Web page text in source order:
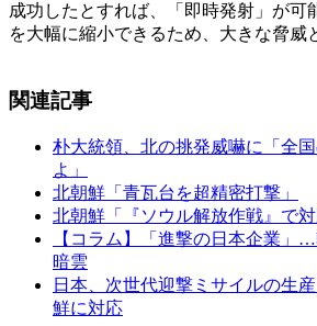
成功したとすれば、「即時発射」が可
を大幅に縮小できるため、大きな脅威
関連記事
朴大統領、北の挑発威嚇に「全
よ」
北朝鮮「青瓦台を超精密打撃」
北朝鮮「『ソウル解放作戦』で対
【コラム】「進撃の日本企業」
暗雲
日本、次世代迎撃ミサイルの生
鮮に対応